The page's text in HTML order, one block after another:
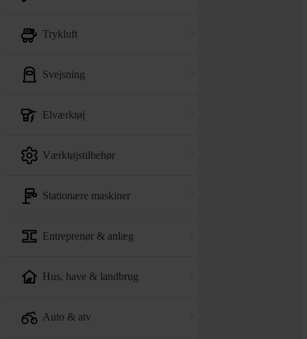
trykluft
svejsning
elværktøj
værktøjstilbehør
stationære maskiner
entreprenør & anlæg
hus, have & landbrug
auto & atv